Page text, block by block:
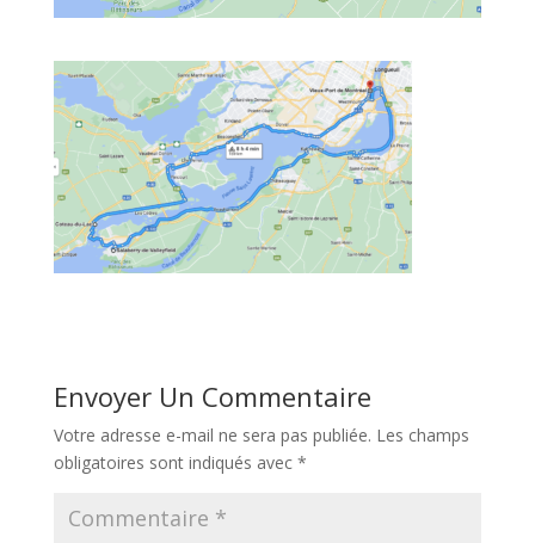
Envoyer Un Commentaire
Votre adresse e-mail ne sera pas publiée. Les champs
obligatoires sont indiqués avec *